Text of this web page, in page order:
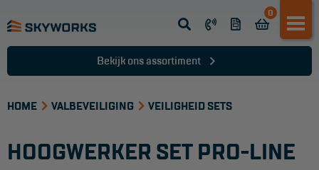
0
Opsteek ladder
Schuifladder
Telescopische ladder
Ladder accessoires
Bekijk ons assortiment
HOME VALBEVEILIGING VEILIGHEID SETS
HOOGWERKER SET PRO-LINE